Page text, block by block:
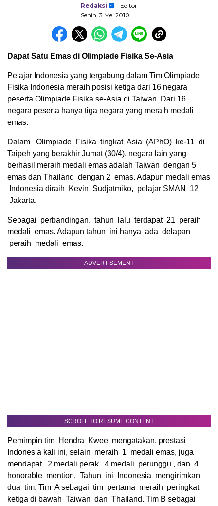
Redaksi
- Editor
Senin, 3 Mei 2010
Dapat Satu Emas di Olimpiade Fisika Se-Asia
Pelajar Indonesia yang tergabung dalam Tim Olimpiade
Fisika Indonesia meraih posisi ketiga dari 16 negara
peserta Olimpiade Fisika se-Asia di Taiwan. Dari 16
negara peserta hanya tiga negara yang meraih medali
emas.
Dalam Olimpiade Fisika tingkat Asia (APhO) ke-11 di
Taipeh yang berakhir Jumat (30/4), negara lain yang
berhasil meraih medali emas adalah Taiwan dengan 5
emas dan Thailand dengan 2 emas. Adapun medali emas
Indonesia diraih Kevin Sudjatmiko, pelajar SMAN 12
Jakarta.
Sebagai perbandingan, tahun lalu terdapat 21 peraih
medali emas. Adapun tahun ini hanya ada delapan
peraih medali emas.
ADVERTISEMENT
SCROLL TO RESUME CONTENT
Pemimpin tim Hendra Kwee mengatakan, prestasi
Indonesia kali ini, selain meraih 1 medali emas, juga
mendapat 2 medali perak, 4 medali perunggu , dan 4
honorable mention. Tahun ini Indonesia mengirimkan
dua tim. Tim A sebagai tim pertama meraih peringkat
ketiga di bawah Taiwan dan Thailand. Tim B sebagai